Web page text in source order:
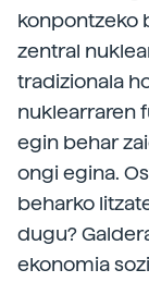
konpontzeko
zentral
tradizionala
nuklearraren
egin behar
ongi egina.
beharko
dugu?
ekonomia